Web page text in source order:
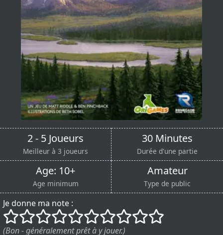
2 - 5 Joueurs
Meilleur à 3 joueurs
30 Minutes
Durée d'une partie
Age: 10+
Age minimum
Amateur
Type de public
Je donne ma note :
()
() () () () () () () ()
()
(Bon - généralement prêt à y jouer.)